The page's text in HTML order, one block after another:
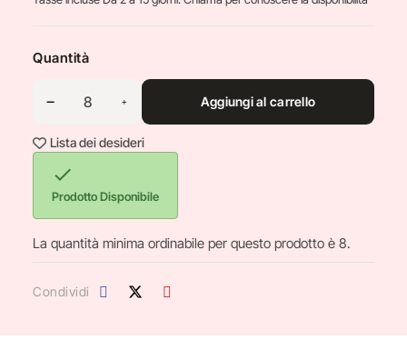
Quantità
Aggiungi al carrello
Lista dei desideri

Prodotto Disponibile
La quantità minima ordinabile per questo prodotto è 8.
Condividi